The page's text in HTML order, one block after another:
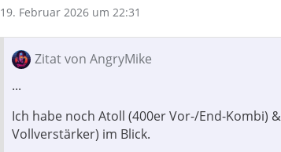
19. Februar 2026 um 22:31
Zitat von AngryMike
...
Ich habe noch Atoll (400er Vor-/End-Kombi)
Vollverstärker) im Blick.